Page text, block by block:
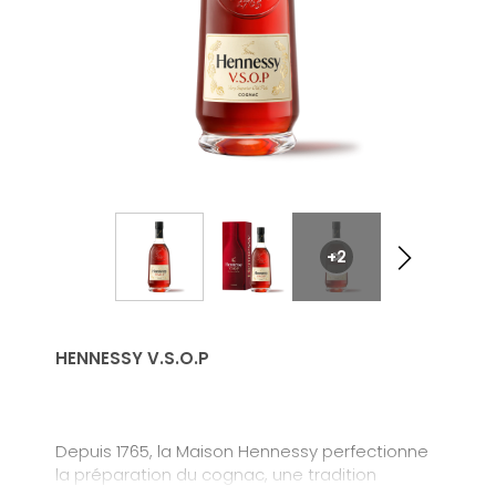
+2
HENNESSY V.S.O.P
Depuis 1765, la Maison Hennessy perfectionne
la préparation du cognac, une tradition